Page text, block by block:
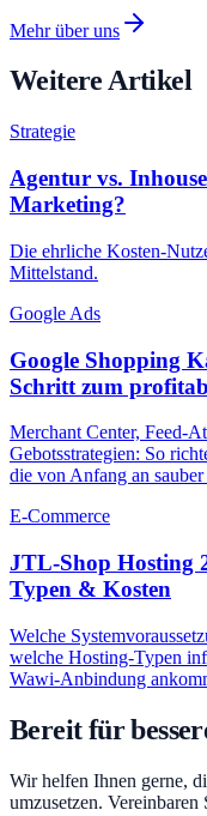
Mehr über uns
Weitere Artikel
Strategie
Agentur vs.
Marketing?
Die ehrliche Kosten-
Mittelstand.
Google Ads
Google Shopping
Schritt zum
Merchant Center, Feed-
Gebotsstrategien: So
die von Anfang an
E-Commerce
JTL-Shop Hosting
Typen & Kosten
Welche
welche Hosting-Typen
Wawi-Anbindung
Bereit für
Wir helfen Ihnen gerne,
umzusetzen. Vereinbaren